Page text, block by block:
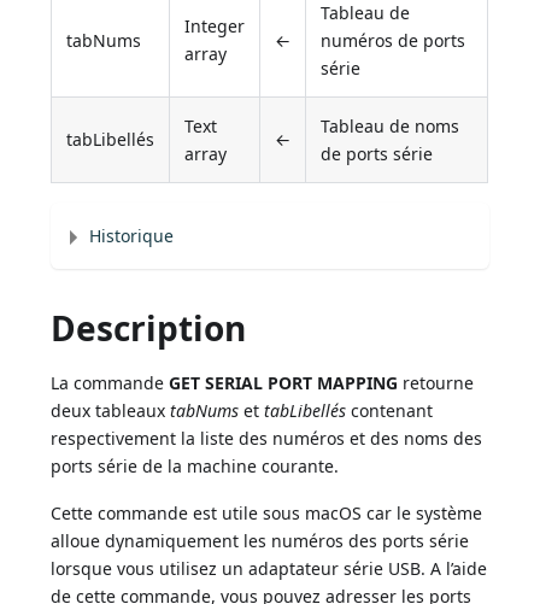
tabNums
Integer
array
←
Tableau de
numéros de ports
série
tabLibellés
Text
array
←
Tableau de noms
de ports série
Historique
Description
La commandeGET SERIAL PORT MAPPING retourne
deux tableauxtabNums ettabLibellés contenant
respectivement la liste des numéros et des noms des
ports série de la machine courante.
Cette commande est utile sous macOS car le système
alloue dynamiquement les numéros des ports série
lorsque vous utilisez un adaptateur série USB. A l’aide
de cette commande, vous pouvez adresser les ports